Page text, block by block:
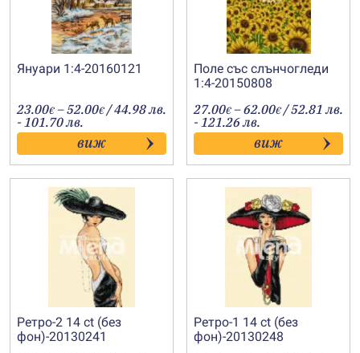
Януари 1:4-20160121
23.00€ –52.00€Price
range:
23.00€
through
52.00€
/ 44.98 лв.
- 101.70 лв.
виж
Поле със слънчогледи
1:4-20150808
27.00€ –62.00€Price
range:
27.00€
through
62.00€
/ 52.81 лв.
- 121.26 лв.
виж
Ретро-2 14 ct (без
фон)-20130241
Ретро-1 14 ct (без
фон)-20130248